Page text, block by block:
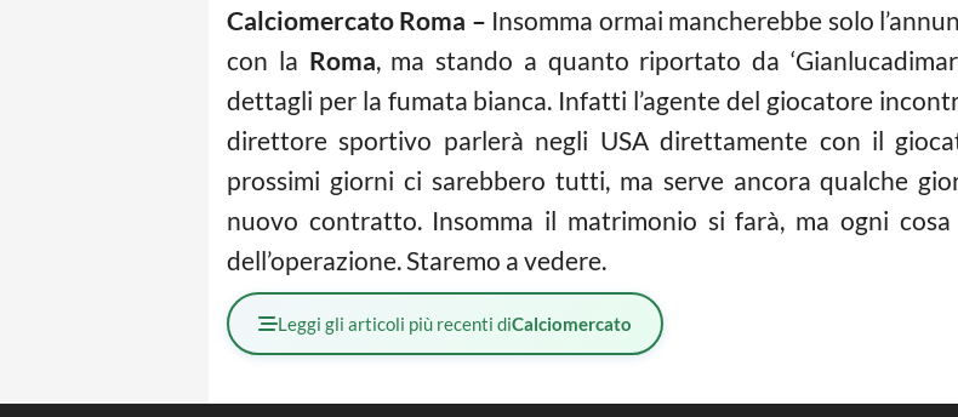
Calciomercato Roma – Insomma ormai mancherebbe solo
con la Roma, ma stando a quanto riportato da
dettagli per la fumata bianca. Infatti l’agente del giocatore
direttore sportivo parlerà negli USA direttamente con il
prossimi giorni ci sarebbero tutti, ma serve ancora qualche
nuovo contratto. Insomma il matrimonio si farà, ma ogni
dell’operazione. Staremo a vedere.
Leggi gli articoli più recenti diCalciomercato